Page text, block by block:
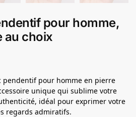
pour homme,
au choix
pendentif pour homme en pierre
unique qui sublime votre
idéal pour exprimer votre
regards admiratifs.